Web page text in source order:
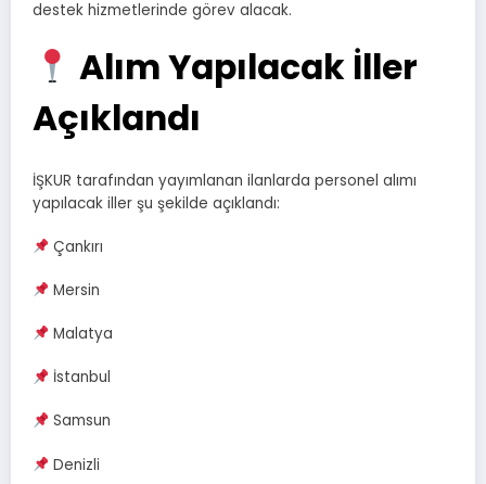
destek hizmetlerinde görev alacak.
Alım Yapılacak İller
Açıklandı
İŞKUR tarafından yayımlanan ilanlarda personel alımı
yapılacak iller şu şekilde açıklandı:
Çankırı
Mersin
Malatya
İstanbul
Samsun
Denizli